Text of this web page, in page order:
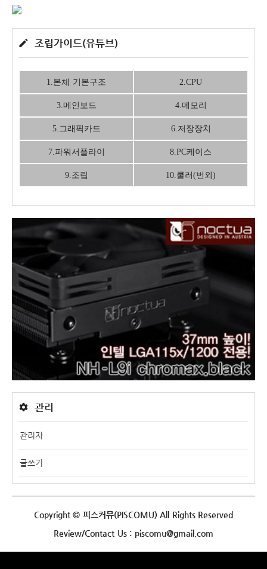
조립가이드(유튜브)
1.본체 기본구조 2.CPU
3.메인보드 4.메모리
5.그래픽카드 6.저장장치
7.파워서플라이 8.PC케이스
9.조립 10.쿨러(번외)
관리
관리자
글쓰기
Copyright © 피스커뮤(PISCOMU) All Rights Reserved
Review/Contact Us : piscomu@gmail.com